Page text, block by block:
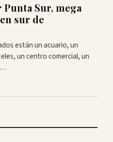
Sur, mega
sur de
están un acuario, un
un centro comercial, un